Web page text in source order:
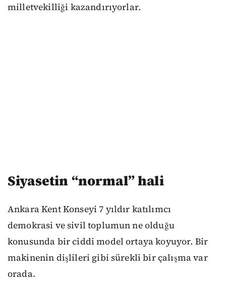
milletvekilliği kazandırıyorlar.
Siyasetin “normal” hali
Ankara Kent Konseyi 7 yıldır katılımcı
demokrasi ve sivil toplumun ne olduğu
konusunda bir ciddi model ortaya koyuyor. Bir
makinenin dişlileri gibi sürekli bir çalışma var
orada.